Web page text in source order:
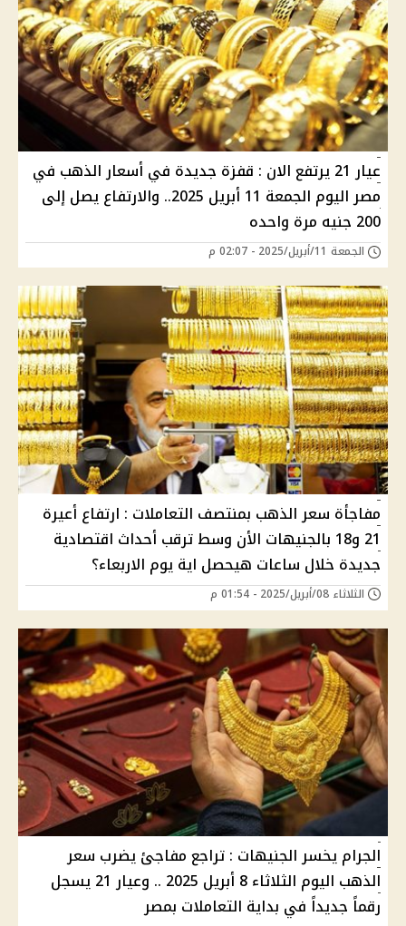
عيار 21 يرتفع الان : قفزة جديدة في أسعار الذهب في
مصر اليوم الجمعة 11 أبريل 2025.. والارتفاع يصل إلى
200 جنيه مرة واحده
الجمعة 11/أبريل/2025 - 02:07 م
مفاجأة سعر الذهب بمنتصف التعاملات : ارتفاع أعيرة
21 و18 بالجنيهات الأن وسط ترقب أحداث اقتصادية
جديدة خلال ساعات هيحصل اية يوم الاربعاء؟
الثلاثاء 08/أبريل/2025 - 01:54 م
الجرام يخسر الجنيهات : تراجع مفاجئ يضرب سعر
الذهب اليوم الثلاثاء 8 أبريل 2025 .. وعيار 21 يسجل
رقماً جديداً في بداية التعاملات بمصر